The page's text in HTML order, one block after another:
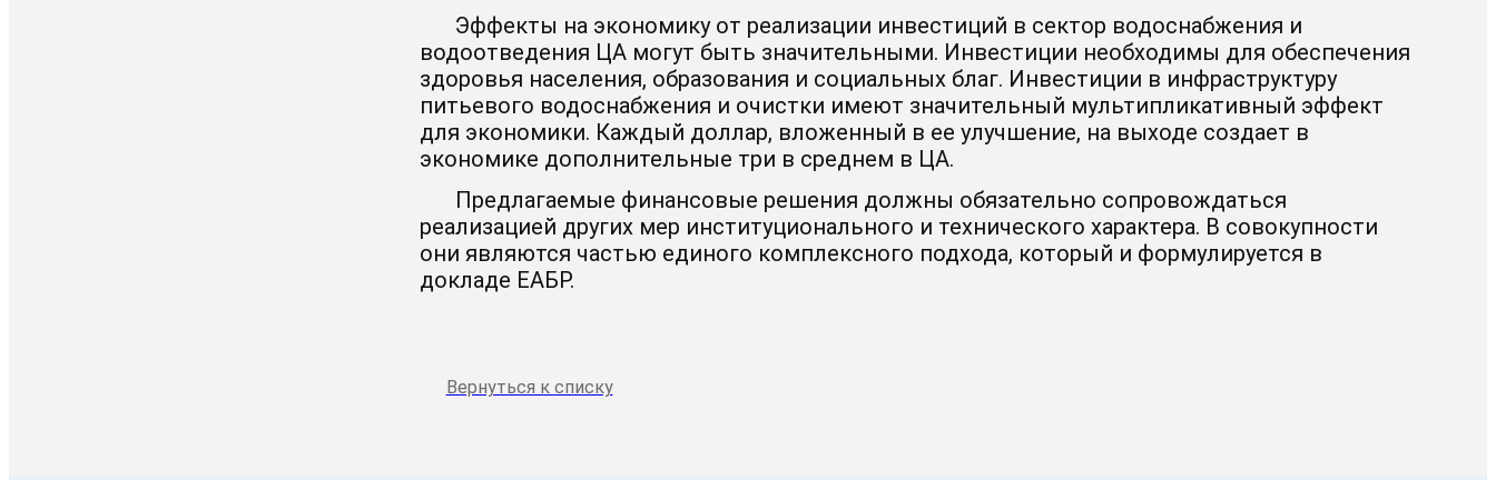
Эффекты на экономику от реализации инвестиций в сектор водоснабжения и
водоотведения ЦА могут быть значительными. Инвестиции необходимы для обеспечения
здоровья населения, образования и социальных благ. Инвестиции в инфраструктуру
питьевого водоснабжения и очистки имеют значительный мультипликативный эффект
для экономики. Каждый доллар, вложенный в ее улучшение, на выходе создает в
экономике дополнительные три в среднем в ЦА.
Предлагаемые финансовые решения должны обязательно сопровождаться
реализацией других мер институционального и технического характера. В совокупности
они являются частью единого комплексного подхода, который и формулируется в
докладе ЕАБР.
Вернуться к списку